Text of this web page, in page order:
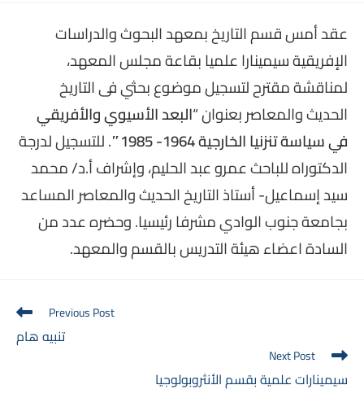
عقدأمسقسم التاريخبمعهد البحوث والدراسات
الإفريقيةسيمينارا علميابقاعة مجلس المعهد،
لمناقشة مقترح لتسجيل موضوع بحثي فى التاريخ
الحديث والمعاصربعنوان “البعد الأسيوي والأفريقي
في سياسة تنزنيا الخارجية 1964- 1985″
. للتسجيل لدرجة
الدكتوراه للباحث عمرو عبد الحليم، وإشراف أ.د/ محمد
سيد إسماعيل- أستاذ التاريخ الحديث والمعاصر المساعد
بجامعة جنوب الوادي مشرفا رئيسيا. وحضره عدد من
السادة اعضاء هيئة التدريس بالقسم والمعهد.
Read
more
articles
Previous Post
تنبيه هام
Next Post
سيمينارات علمية بقسم الأنثروبولوجيا